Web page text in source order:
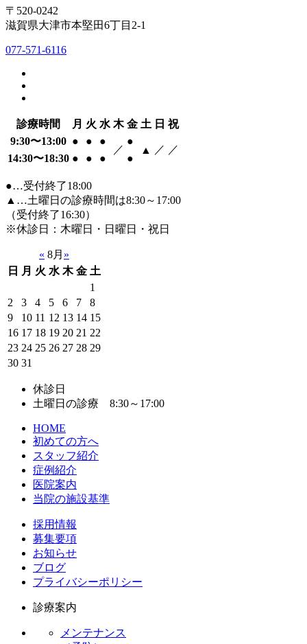
〒520-0242
滋賀県大津市本堅田6丁目2-1
077-571-6116
診療時間 月 火 水 木 金 土 日 祝
9:30〜13:00 ● ● ●
／
●
▲ ／ ／
14:30〜18:30 ● ● ● ●
●…受付終了18:00
▲…土曜日の診療時間は8:30～17:00
（受付終了16:30）
※休診日：木曜日・日曜日・祝日
« 8月 »
日
月 火 水 木 金 土
1
2
3 4 5 6 7
8
9
10 11 12 13 14 15
16 17 18 19 20 21 22
23 24 25 26 27 28 29
30 31
休診日
土曜日の診療 8:30～17:00
HOME
初めての方へ
スタッフ紹介
症例紹介
医院案内
当院の施設基準
採用情報
募集要項
お知らせ
ブログ
プライバシーポリシー
診療案内
メンテナンス